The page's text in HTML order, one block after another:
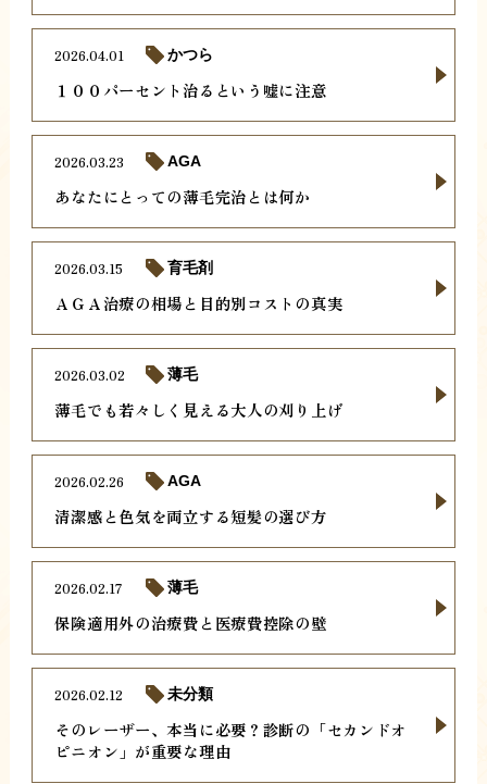
１００パーセント治るという嘘に注意
2026.04.01 かつら
あなたにとっての薄毛完治とは何か
2026.03.23 AGA
ＡＧＡ治療の相場と目的別コストの真実
2026.03.15 育毛剤
薄毛でも若々しく見える大人の刈り上げ
2026.03.02 薄毛
清潔感と色気を両立する短髪の選び方
2026.02.26 AGA
保険適用外の治療費と医療費控除の壁
2026.02.17 薄毛
そのレーザー、本当に必要？診断の「セカンドオ
ピニオン」が重要な理由
2026.02.12 未分類